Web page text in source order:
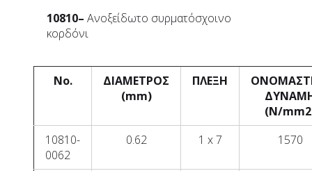
10810– Ανοξείδωτο συρματόσχοινο
κορδόνι
No.
ΔΙΑΜΕΤΡΟΣ
(mm)
ΠΛΕΞΗ
(N/
10810-
0062
0.62 1 x 7 1570